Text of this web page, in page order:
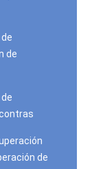
de
de